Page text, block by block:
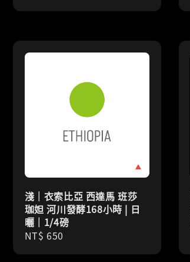
淺｜衣索比亞 西達馬 班莎
珈妲 河川發酵168小時 | 日
曬｜1/4磅
Regular
NT$ 650